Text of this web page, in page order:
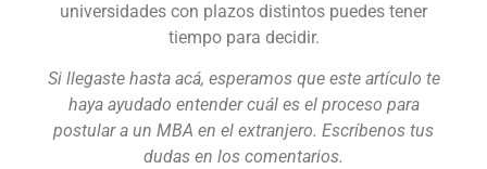
universidades con plazos distintos puedes tener
tiempo para decidir.
Si llegaste hasta acá, esperamos que este artículo te
haya ayudado entender cuál es el proceso para
postular a un MBA en el extranjero. Escríbenos tus
dudas en los comentarios.